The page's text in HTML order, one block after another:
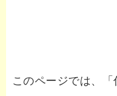
このページでは、